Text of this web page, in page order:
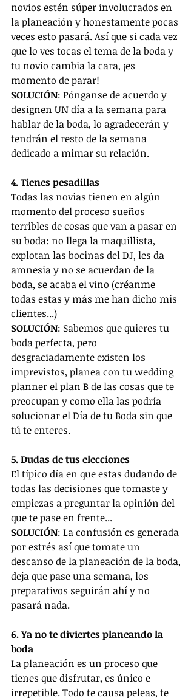
novios estén súper involucrados en
la planeación y honestamente pocas
veces esto pasará. Así que si cada vez
que lo ves tocas el tema de la boda y
tu novio cambia la cara, ¡es
momento de parar!
SOLUCIÓN: Pónganse de acuerdo y
designen UN día a la semana para
hablar de la boda, lo agradecerán y
tendrán el resto de la semana
dedicado a mimar su relación.
4. Tienes pesadillas
Todas las novias tienen en algún
momento del proceso sueños
terribles de cosas que van a pasar en
su boda: no llega la maquillista,
explotan las bocinas del DJ, les da
amnesia y no se acuerdan de la
boda, se acaba el vino (créanme
todas estas y más me han dicho mis
clientes...)
SOLUCIÓN: Sabemos que quieres tu
boda perfecta, pero
desgraciadamente existen los
imprevistos, planea con tu wedding
planner el plan B de las cosas que te
preocupan y como ella las podría
solucionar el Día de tu Boda sin que
tú te enteres.
5. Dudas de tus elecciones
El típico día en que estas dudando de
todas las decisiones que tomaste y
empiezas a preguntar la opinión del
que te pase en frente...
SOLUCIÓN: La confusión es generada
por estrés así que tomate un
descanso de la planeación de la boda,
deja que pase una semana, los
preparativos seguirán ahí y no
pasará nada.
6. Ya no te diviertes planeando la
boda
La planeación es un proceso que
tienes que disfrutar, es único e
irrepetible. Todo te causa peleas, te